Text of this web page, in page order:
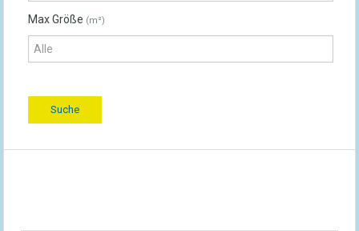
Max Größe (m²)